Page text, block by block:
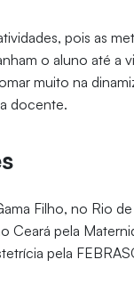
pois as
o aluno até a
muito na
docente.
Filho, no Rio
Ceará pela
pela